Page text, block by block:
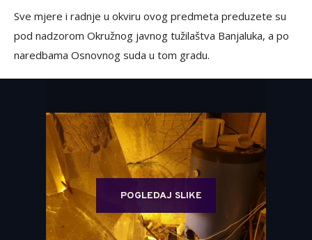
Sve mjere i radnje u okviru ovog predmeta preduzete su
pod nadzorom Okružnog javnog tužilaštva Banjaluka, a po
naredbama Osnovnog suda u tom gradu.
POGLEDAJ SLIKE